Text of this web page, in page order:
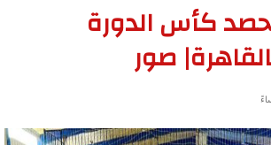
تحصد كأس الدورة
صور